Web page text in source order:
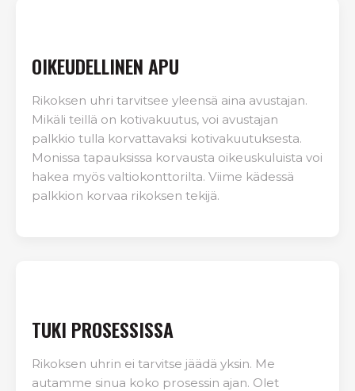
OIKEUDELLINEN APU
Rikoksen uhri tarvitsee yleensä aina avustajan.
Mikäli teillä on kotivakuutus, voi avustajan
palkkio tulla korvattavaksi kotivakuutuksesta.
Monissa tapauksissa korvausta oikeuskuluista voi
hakea myös valtiokonttorilta. Viime kädessä
palkkion korvaa rikoksen tekijä.
TUKI PROSESSISSA
Rikoksen uhrin ei tarvitse jäädä yksin. Me
autamme sinua koko prosessin ajan. Olet